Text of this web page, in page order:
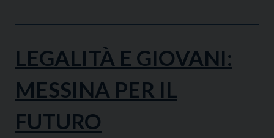
LEGALITÀ E GIOVANI:
MESSINA PER IL
FUTURO